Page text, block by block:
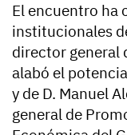
El encuentro ha
institucionales
director general
alabó el
y de D. Manuel
general de